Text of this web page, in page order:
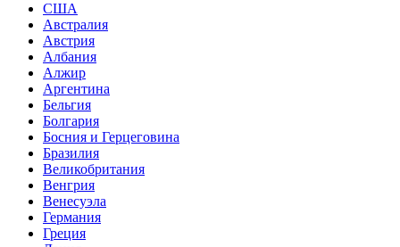
США
Австралия
Австрия
Албания
Алжир
Аргентина
Бельгия
Болгария
Босния и Герцеговина
Бразилия
Великобритания
Венгрия
Венесуэла
Германия
Греция